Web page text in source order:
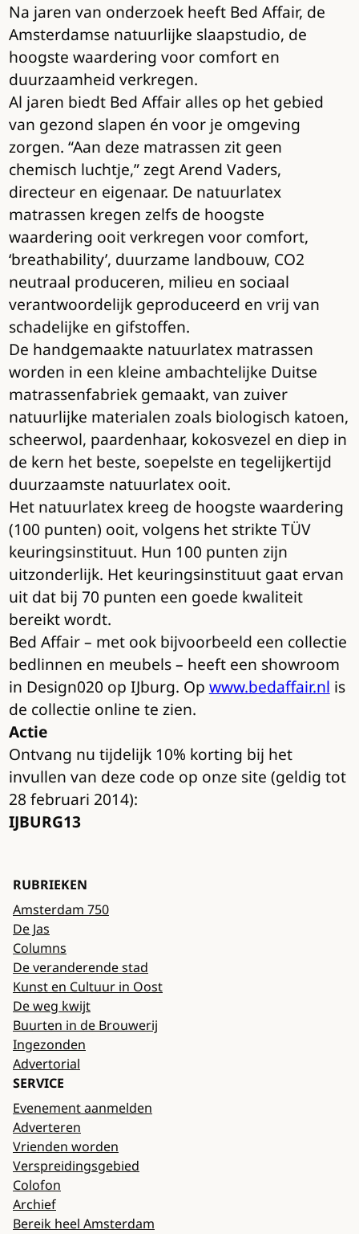
Na jaren van onderzoek heeft Bed Affair, de
Amsterdamse natuurlijke slaapstudio, de
hoogste waardering voor comfort en
duurzaamheid verkregen.
Al jaren biedt Bed Affair alles op het gebied
van gezond slapen én voor je omgeving
zorgen. “Aan deze matrassen zit geen
chemisch luchtje,” zegt Arend Vaders,
directeur en eigenaar. De natuurlatex
matrassen kregen zelfs de hoogste
waardering ooit verkregen voor comfort,
‘breathability’, duurzame landbouw, CO2
neutraal produceren, milieu en sociaal
verantwoordelijk geproduceerd en vrij van
schadelijke en gifstoffen.
De handgemaakte natuurlatex matrassen
worden in een kleine ambachtelijke Duitse
matrassenfabriek gemaakt, van zuiver
natuurlijke materialen zoals biologisch katoen,
scheerwol, paardenhaar, kokosvezel en diep in
de kern het beste, soepelste en tegelijkertijd
duurzaamste natuurlatex ooit.
Het natuurlatex kreeg de hoogste waardering
(100 punten) ooit, volgens het strikte TÜV
keuringsinstituut. Hun 100 punten zijn
uitzonderlijk. Het keuringsinstituut gaat ervan
uit dat bij 70 punten een goede kwaliteit
bereikt wordt.
Bed Affair – met ook bijvoorbeeld een collectie
bedlinnen en meubels – heeft een showroom
in Design020 op IJburg. Op www.bedaffair.nl is
de collectie online te zien.
Actie
Ontvang nu tijdelijk 10% korting bij het
invullen van deze code op onze site (geldig tot
28 februari 2014):
IJBURG13
RUBRIEKEN
Amsterdam 750
De Jas
Columns
De veranderende stad
Kunst en Cultuur in Oost
De weg kwijt
Buurten in de Brouwerij
Ingezonden
Advertorial
SERVICE
Evenement aanmelden
Adverteren
Vrienden worden
Verspreidingsgebied
Colofon
Archief
Bereik heel Amsterdam